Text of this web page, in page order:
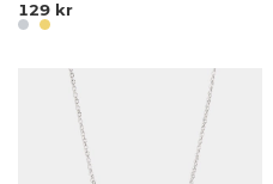
129 kr